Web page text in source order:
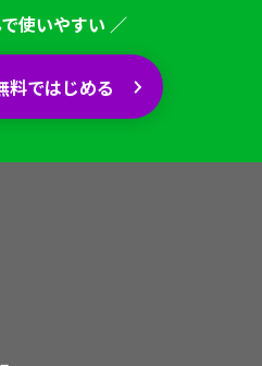
使いやすい ／
料ではじめる